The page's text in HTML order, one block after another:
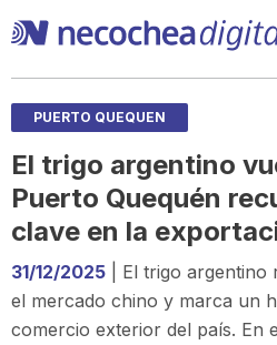
PUERTO QUEQUEN
El trigo argentino
Puerto Quequén
clave en la
31/12/2025 | El trigo argentino
el mercado chino y marca un
comercio exterior del país. En